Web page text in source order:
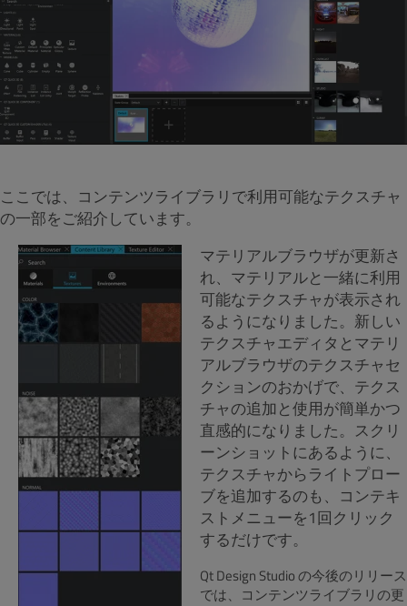
ここでは、コンテンツライブラリで利用可能なテクスチャ
の一部をご紹介しています。
マテリアルブラウザが更新さ
れ、マテリアルと一緒に利用
可能なテクスチャが表示され
るようになりました。新しい
テクスチャエディタとマテリ
アルブラウザのテクスチャセ
クションのおかげで、テクス
チャの追加と使用が簡単かつ
直感的になりました。スクリ
ーンショットにあるように、
テクスチャからライトプロー
ブを追加するのも、コンテキ
ストメニューを1回クリック
するだけです。
Qt Design Studio の今後のリリース
では、コンテンツライブラリの更